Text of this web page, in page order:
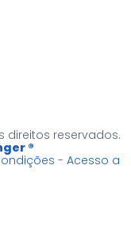
direitos reservados.
®
- Acesso a